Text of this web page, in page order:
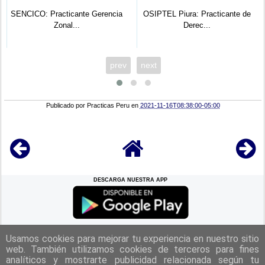
SENCICO: Practicante Gerencia
Zonal...
OSIPTEL Piura: Practicante de
Derec...
prev next
Publicado por Practicas Peru en 2021-11-16T08:38:00-05:00
DESCARGA NUESTRA APP
REGRESAR A LACIMA
|Politica de Privacidad|Aviso Legal| Términos y Condiciones |
Usamos cookies para mejorar tu experiencia en nuestro sitio
web. También utilizamos cookies de terceros para fines
analíticos y mostrarte publicidad relacionada según tu